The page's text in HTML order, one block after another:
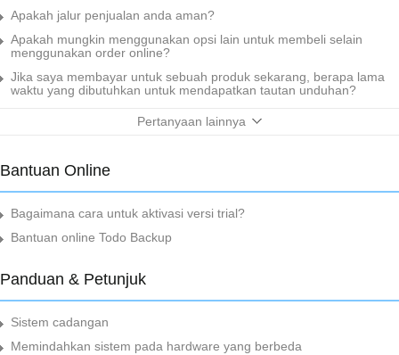
Apakah jalur penjualan anda aman?
Apakah mungkin menggunakan opsi lain untuk membeli selain
menggunakan order online?
Jika saya membayar untuk sebuah produk sekarang, berapa lama
waktu yang dibutuhkan untuk mendapatkan tautan unduhan?
Pertanyaan lainnya
Bantuan Online
Bagaimana cara untuk aktivasi versi trial?
Bantuan online Todo Backup
Panduan & Petunjuk
Sistem cadangan
Memindahkan sistem pada hardware yang berbeda